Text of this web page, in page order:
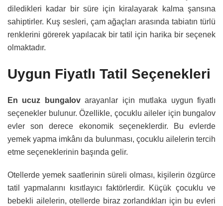
diledikleri kadar bir süre için kiralayarak kalma şansına
sahiptirler. Kuş sesleri, çam ağaçları arasında tabiatın türlü
renklerini görerek yapılacak bir tatil için harika bir seçenek
olmaktadır.
Uygun Fiyatlı Tatil Seçenekleri
En ucuz bungalovarayanlar için mutlaka uygun fiyatlı
seçenekler bulunur. Özellikle, çocuklu aileler için bungalov
evler son derece ekonomik seçeneklerdir. Bu evlerde
yemek yapma imkânı da bulunması, çocuklu ailelerin tercih
etme seçeneklerinin başında gelir.
Otellerde yemek saatlerinin süreli olması, kişilerin özgürce
tatil yapmalarını kısıtlayıcı faktörlerdir. Küçük çocuklu ve
bebekli ailelerin, otellerde biraz zorlandıkları için bu evleri